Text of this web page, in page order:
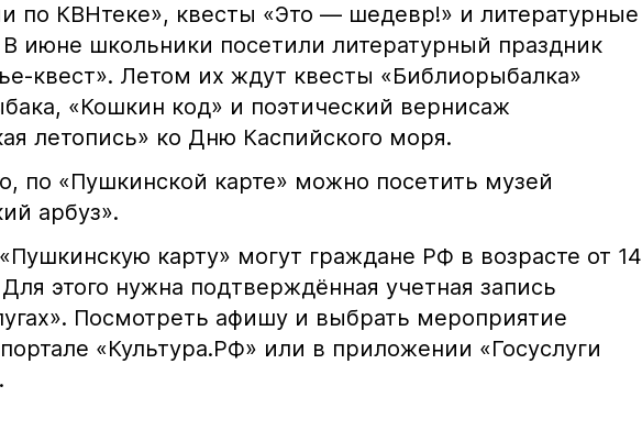
по КВНтеке», квесты «Это — шедевр!» и литературные
В июне школьники посетили литературный праздник
квест». Летом их ждут квесты «Библиорыбалка»
«Кошкин код» и поэтический вернисаж
летопись» ко Дню Каспийского моря.
по «Пушкинской карте» можно посетить музей
арбуз».
карту» могут граждане РФ в возрасте от 14
этого нужна подтверждённая учетная запись
Посмотреть афишу и выбрать мероприятие
«Культура.РФ» или в приложении «Госуслуги